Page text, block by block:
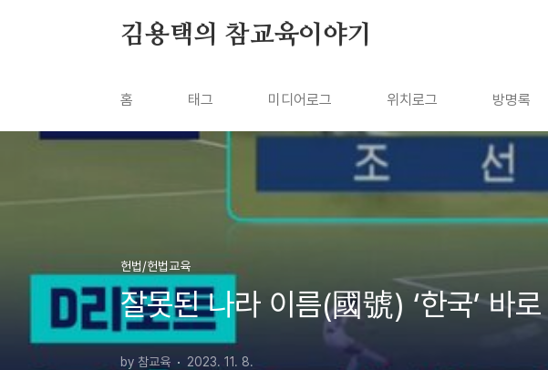
김용택의 참교육이야기
홈 태그 미디어로그 위치로그 방명록
헌법/헌법교육
잘못된 나라 이름(國號) ‘한국’ 바
by 참교육 2023. 11. 8.